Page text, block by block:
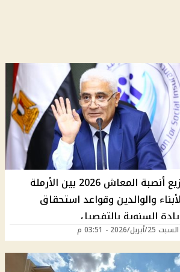
توزيع أنصبة المعاش 2026 بين الأرملة
والوالدين وقواعد استحقاق
السنوية بالتفصيل
السبت 25/أبريل/2026 - 03:51 م